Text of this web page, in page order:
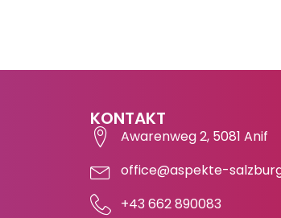
KONTAKT
Awarenweg 2, 5081 Anif
office@aspekte-
+43 662 890083